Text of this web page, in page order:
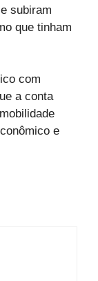
subiram
que tinham
com
a conta
e